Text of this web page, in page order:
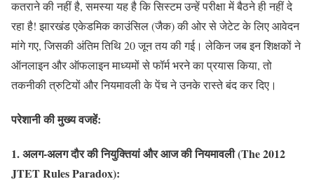
कतराने की नहीं है, समस्या यह है कि सिस्टम उन्हें परीक्षा में बैठने ही नहीं दे
रहा है! झारखंड एकेडमिक काउंसिल (जैक) की ओर से जेटेट के लिए आवेदन
मांगे गए, जिसकी अंतिम तिथि 20 जून तय की गई। लेकिन जब इन शिक्षकों ने
ऑनलाइन और ऑफलाइन माध्यमों से फॉर्म भरने का प्रयास किया, तो
तकनीकी त्रुटियों और नियमावली के पेंच ने उनके रास्ते बंद कर दिए।
परेशानी की मुख्य वजहें:
1. अलग-अलग दौर की नियुक्तियां और आज की नियमावली (The 2012
JTET Rules Paradox):